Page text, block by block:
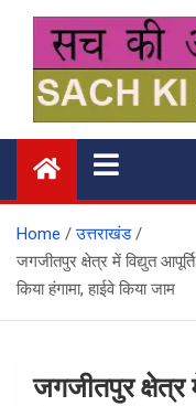
content
सच की
Home
उत्तराखंड
जगजीतपुर क्षेत्र में विद्युत
किया हंगामा, हाईवे किया जाम
जगजीतपुर क्षेत्र